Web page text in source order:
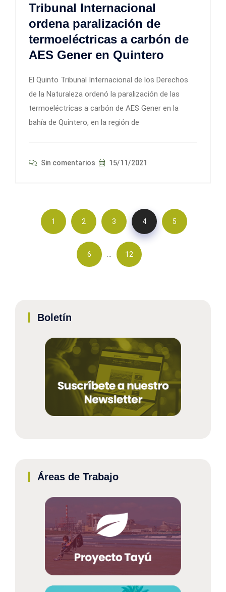
Tribunal Internacional
ordena paralización de
termoeléctricas a carbón de
AES Gener en Quintero
El Quinto Tribunal Internacional de los Derechos
de la Naturaleza ordenó la paralización de las
termoeléctricas a carbón de AES Gener en la
bahía de Quintero, en la región de
Sin comentarios 15/11/2021
1 2 3 4 5
6 … 12
Boletín
Áreas de Trabajo